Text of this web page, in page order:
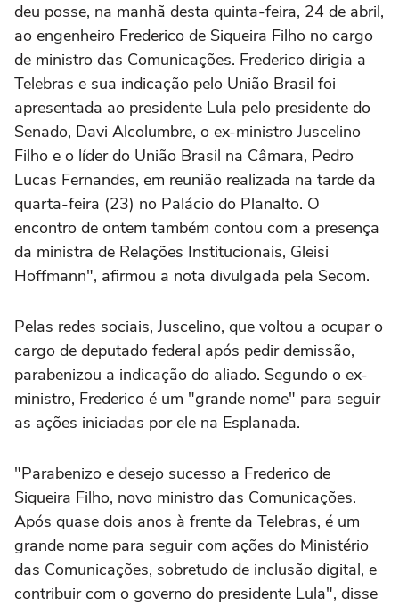
deu posse, na manhã desta quinta-feira, 24 de abril,
ao engenheiro Frederico de Siqueira Filho no cargo
de ministro das Comunicações. Frederico dirigia a
Telebras e sua indicação pelo União Brasil foi
apresentada ao presidente Lula pelo presidente do
Senado, Davi Alcolumbre, o ex-ministro Juscelino
Filho e o líder do União Brasil na Câmara, Pedro
Lucas Fernandes, em reunião realizada na tarde da
quarta-feira (23) no Palácio do Planalto. O
encontro de ontem também contou com a presença
da ministra de Relações Institucionais, Gleisi
Hoffmann", afirmou a nota divulgada pela Secom.
Pelas redes sociais, Juscelino, que voltou a ocupar o
cargo de deputado federal após pedir demissão,
parabenizou a indicação do aliado. Segundo o ex-
ministro, Frederico é um "grande nome" para seguir
as ações iniciadas por ele na Esplanada.
"Parabenizo e desejo sucesso a Frederico de
Siqueira Filho, novo ministro das Comunicações.
Após quase dois anos à frente da Telebras, é um
grande nome para seguir com ações do Ministério
das Comunicações, sobretudo de inclusão digital, e
contribuir com o governo do presidente Lula", disse